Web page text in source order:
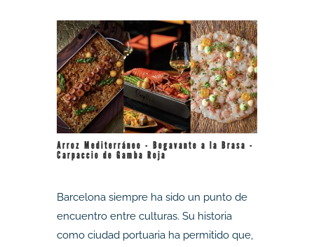
Arroz Mediterráneo - Bogavante a la Brasa -
Carpaccio de Gamba Roja
Barcelona siempre ha sido un punto de
encuentro entre culturas. Su historia
como ciudad portuaria ha permitido que,